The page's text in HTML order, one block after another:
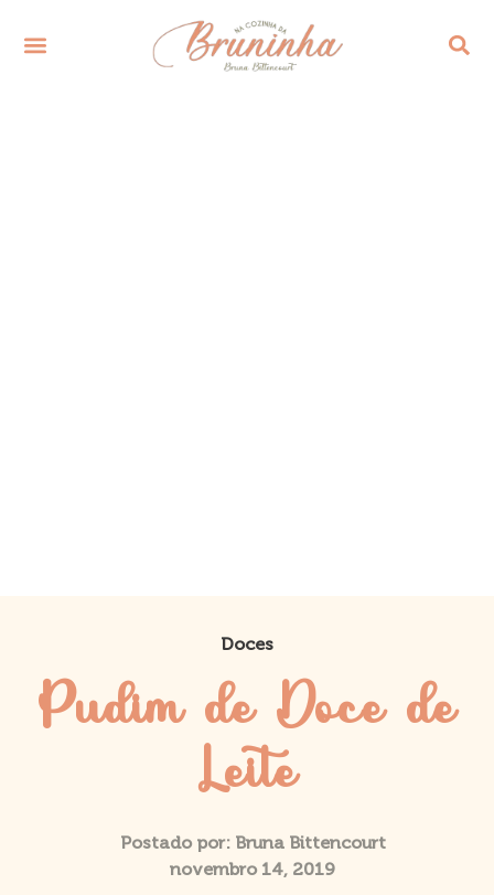
Doces
Pudim de Doce de
Leite
Postado por:Bruna Bittencourt
novembro 14, 2019